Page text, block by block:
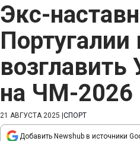
Экс-
возглавить
на ЧМ-2026
21 АВГУСТА 2025 СПОРТ
Добавить Newshub в источники